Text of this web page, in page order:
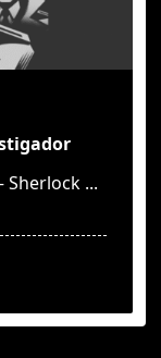
Sherlock ...